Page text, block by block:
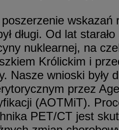
wskazań
długi. Od lat
nuklearnej, na
Królickim i
Nasze wnioski były
przez
(AOTMiT).
PET/CT jest